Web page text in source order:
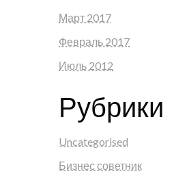
Март 2017
Февраль 2017
Июль 2012
Рубрики
Uncategorised
Бизнес советник